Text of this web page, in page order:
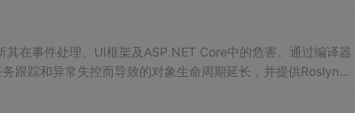
其在事件处理、UI框架及ASP.NET Core中的危害。通过编译器
跟踪和异常失控而导致的对象生命周期延长，并提供Roslyn分